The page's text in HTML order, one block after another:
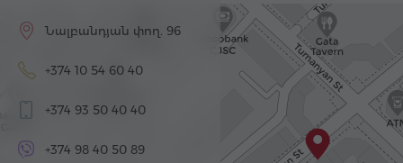
Նալբանդյան փող. 96
+374 10 54 60 40
+374 93 50 40 40
+374 98 40 50 89